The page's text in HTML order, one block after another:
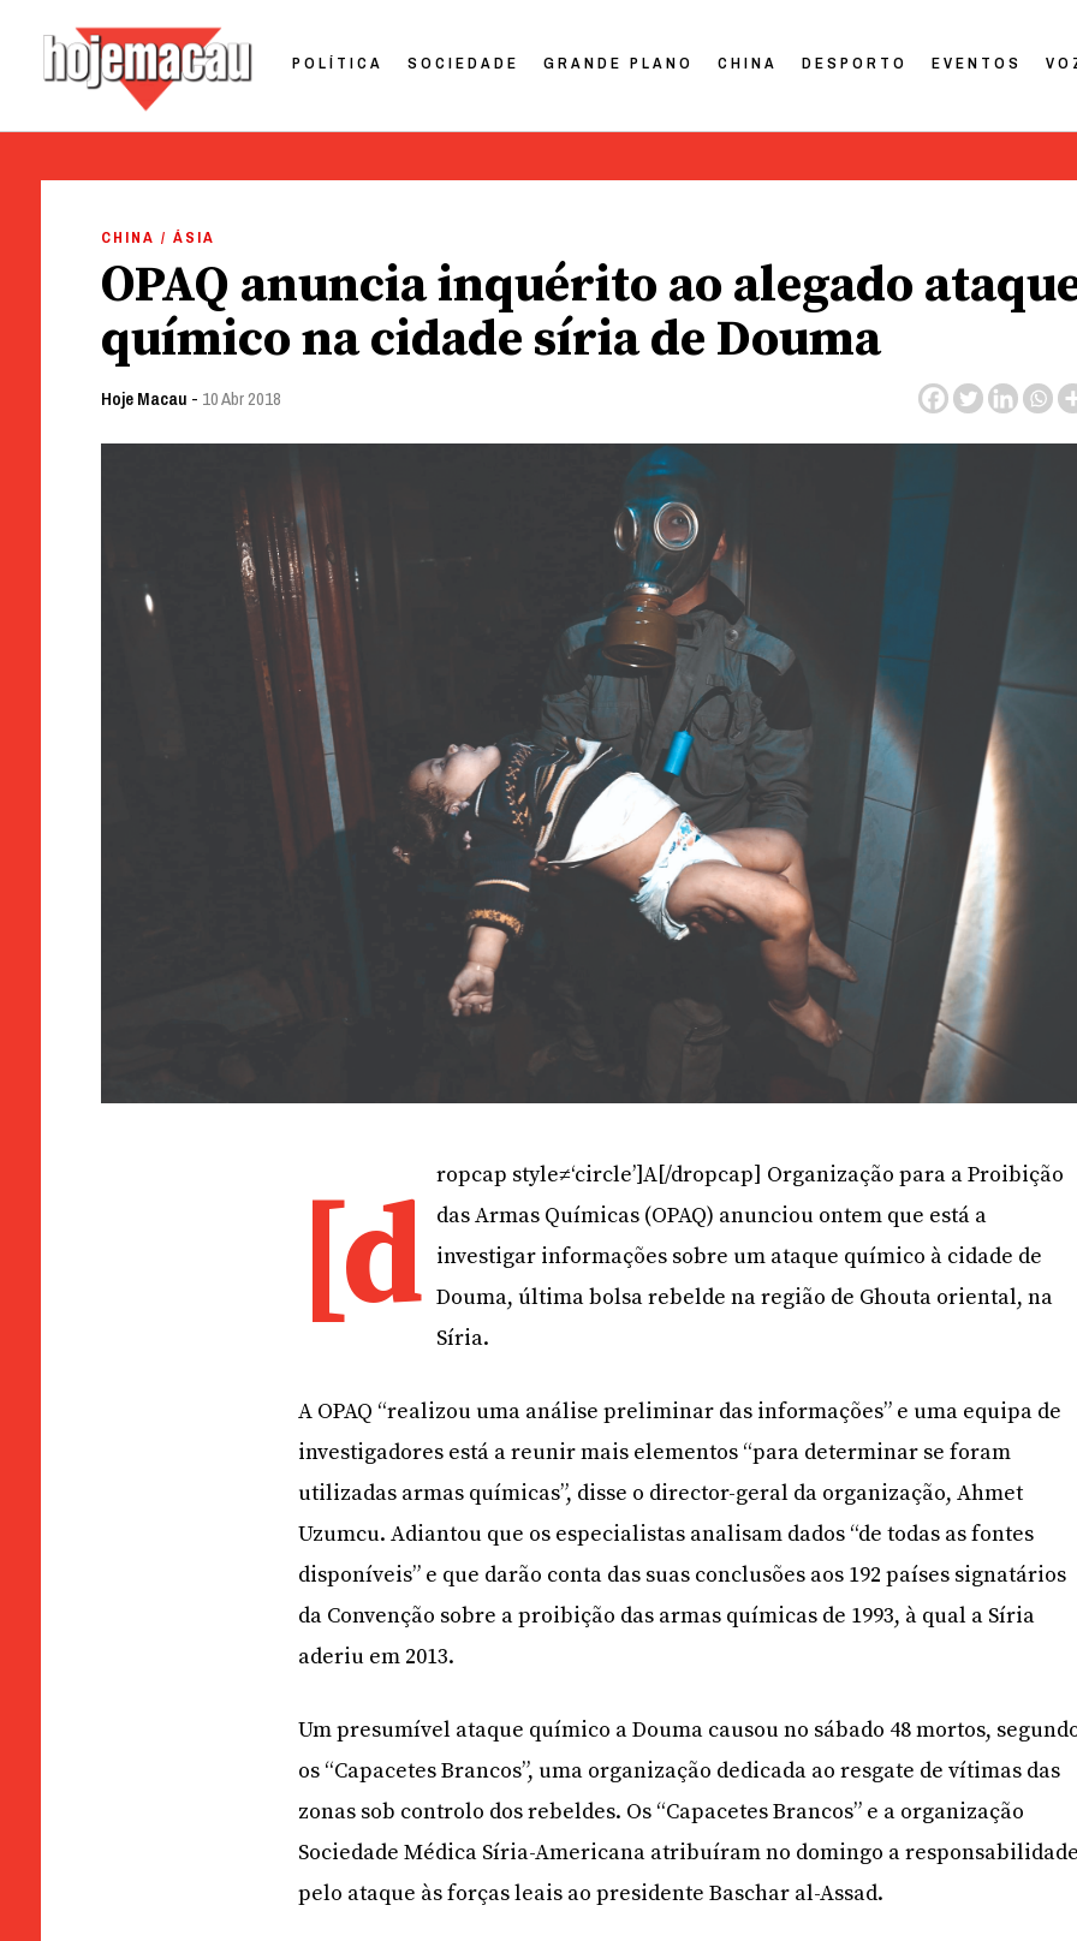
POLÍTICA SOCIEDADE GRANDE PLANO CHINA DESPORTO EVENTOS
CHINA / ÁSIA
OPAQ anuncia inquérito ao alegado
químico na cidade síria de Douma
Hoje Macau - 10 Abr 2018
[d ropcap style≠‘circle’]A[/dropcap] Organização para a Proibição
das Armas Químicas (OPAQ) anunciou ontem que está a
investigar informações sobre um ataque químico à cidade de
Douma, última bolsa rebelde na região de Ghouta oriental, na
Síria.
A OPAQ “realizou uma análise preliminar das informações” e uma equipa de
investigadores está a reunir mais elementos “para determinar se foram
utilizadas armas químicas”, disse o director-geral da organização, Ahmet
Uzumcu. Adiantou que os especialistas analisam dados “de todas as fontes
disponíveis” e que darão conta das suas conclusões aos 192 países signatários
da Convenção sobre a proibição das armas químicas de 1993, à qual a Síria
aderiu em 2013.
Um presumível ataque químico a Douma causou no sábado 48 mortos,
os “Capacetes Brancos”, uma organização dedicada ao resgate de vítimas das
zonas sob controlo dos rebeldes. Os “Capacetes Brancos” e a organização
Sociedade Médica Síria-Americana atribuíram no domingo a
pelo ataque às forças leais ao presidente Baschar al-Assad.